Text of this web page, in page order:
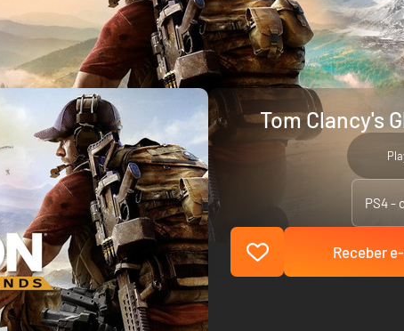
Tom Clancy's
PS4 -
Receber